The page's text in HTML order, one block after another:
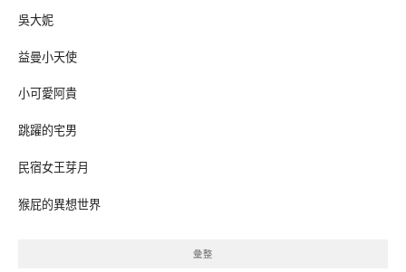
吳大妮
益曼小天使
小可愛阿貴
跳躍的宅男
民宿女王芽月
猴屁的異想世界
彙整